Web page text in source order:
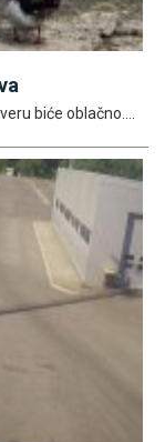
biće oblačno....